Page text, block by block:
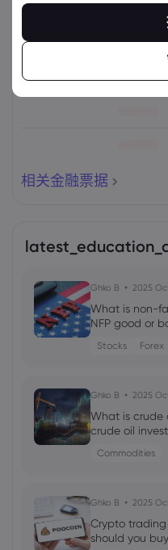
相关金融票据
Ghko B 2025
What is non-
NFP good or
Stocks Forex
Ghko B 2025
What is crude
crude oil
Commodities
Ghko B 2025
Crypto trading
should you